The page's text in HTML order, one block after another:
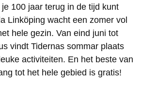
100 jaar terug in de tijd kunt
Linköping wacht een zomer vol
hele gezin. Van eind juni tot
vindt Tidernas sommar plaats
activiteiten. En het beste van
tot het hele gebied is gratis!